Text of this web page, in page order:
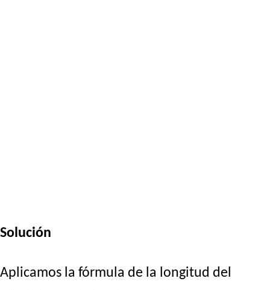
Solución
Aplicamos la fórmula de la longitud del